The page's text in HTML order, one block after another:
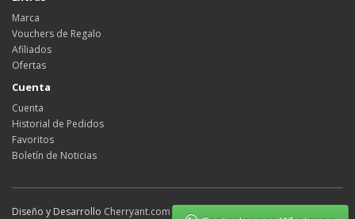
Marca
Vouchers de Regalo
Afiliados
Ofertas
Cuenta
Cuenta
Historial de Pedidos
Favoritos
Boletín de Noticias
Diseño y Desarrollo Cherryant.com